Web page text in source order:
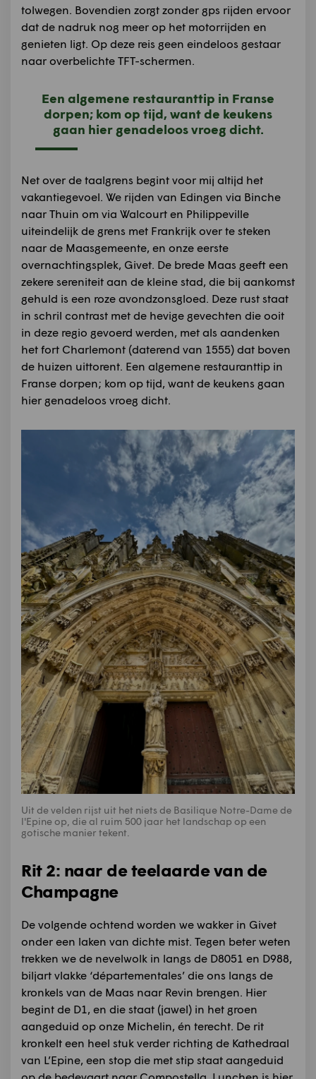
tolwegen. Bovendien zorgt zonder gps rijden ervoor
dat de nadruk nog meer op het motorrijden en
genieten ligt. Op deze reis geen eindeloos gestaar
naar overbelichte TFT-schermen.
Een algemene restauranttip in Franse
dorpen; kom op tijd, want de keukens
gaan hier genadeloos vroeg dicht.
Net over de taalgrens begint voor mij altijd het
vakantiegevoel. We rijden van Edingen via Binche
naar Thuin om via Walcourt en Philippeville
uiteindelijk de grens met Frankrijk over te steken
naar de Maasgemeente, en onze eerste
overnachtingsplek, Givet. De brede Maas geeft een
zekere sereniteit aan de kleine stad, die bij aankomst
gehuld is een roze avondzonsgloed. Deze rust staat
in schril contrast met de hevige gevechten die ooit
in deze regio gevoerd werden, met als aandenken
het fort Charlemont (daterend van 1555) dat boven
de huizen uittorent. Een algemene restauranttip in
Franse dorpen; kom op tijd, want de keukens gaan
hier genadeloos vroeg dicht.
Uit de velden rijst uit het niets de Basilique Notre-Dame de
l'Epine op, die al ruim 500 jaar het landschap op een
gotische manier tekent.
Rit 2: naar de teelaarde van de
Champagne
De volgende ochtend worden we wakker in Givet
onder een laken van dichte mist. Tegen beter weten
trekken we de nevelwolk in langs de D8051 en D988,
biljart vlakke ‘départementales’ die ons langs de
kronkels van de Maas naar Revin brengen. Hier
begint de D1, en die staat (jawel) in het groen
aangeduid op onze Michelin, én terecht. De rit
kronkelt een heel stuk verder richting de Kathedraal
van L’Epine, een stop die met stip staat aangeduid